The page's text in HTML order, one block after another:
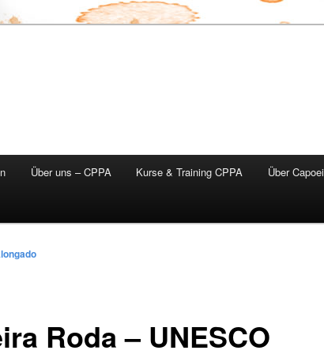
Über uns – CPPA Kurse & Training CPPA Über
Roda – UNESCO